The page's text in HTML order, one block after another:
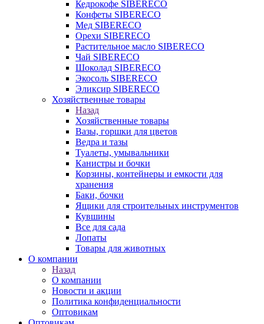
Кедрокофе SIBERECO
Конфеты SIBERECO
Мед SIBERECO
Орехи SIBERECO
Растительное масло SIBERECO
Чай SIBERECO
Шоколад SIBERECO
Экосоль SIBERECO
Эликсир SIBERECO
Хозяйственные товары
Назад
Хозяйственные товары
Вазы, горшки для цветов
Ведра и тазы
Туалеты, умывальники
Канистры и бочки
Корзины, контейнеры и емкости для
хранения
Баки, бочки
Ящики для строительных инструментов
Кувшины
Все для сада
Лопаты
Товары для животных
О компании
Назад
О компании
Новости и акции
Политика конфиденциальности
Оптовикам